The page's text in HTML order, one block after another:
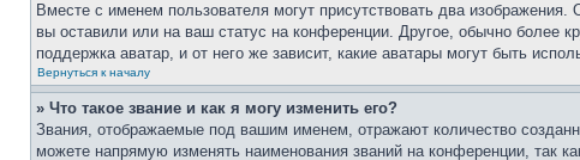
Вместе с именем пользователя могут присутствовать два
вы оставили или на ваш статус на конференции. Другое, обычно более
поддержка аватар, и от него же зависит, какие аватары могут быть
Вернуться к началу
» Что такое звание и как я могу изменить его?
Звания, отображаемые под вашим именем, отражают количество
можете напрямую изменять наименования званий на конференции, так